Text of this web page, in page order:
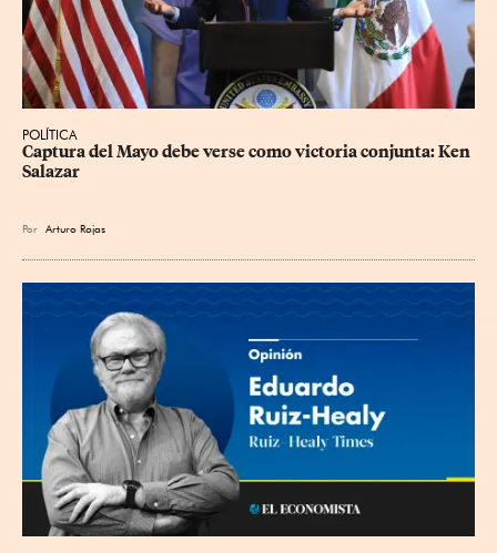
POLÍTICA
Captura del Mayo debe verse como victoria conjunta: Ken
Salazar
Por Arturo Rojas